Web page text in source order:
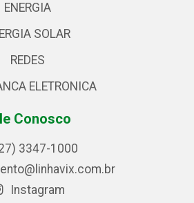
ENERGIA
SOLAR
REDES
ELETRONICA
Conosco
3347-1000
Instagram